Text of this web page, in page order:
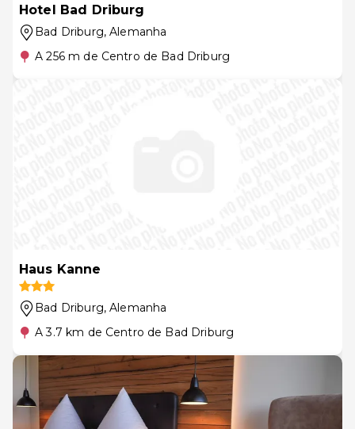
Hotel Bad Driburg
Bad Driburg, Alemanha
A 256 m de Centro de Bad Driburg
Haus Kanne
Bad Driburg, Alemanha
A 3.7 km de Centro de Bad Driburg